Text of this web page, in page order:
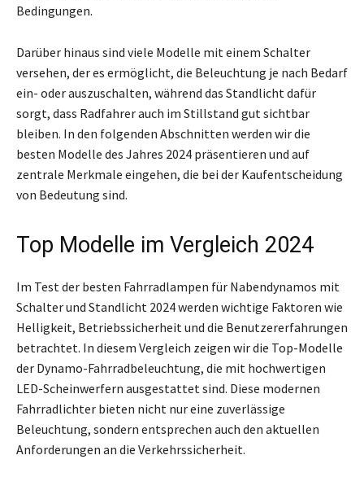
Bedingungen.
Darüber hinaus sind viele Modelle mit einem Schalter
versehen, der es ermöglicht, die Beleuchtung je nach Bedarf
ein- oder auszuschalten, während das Standlicht dafür
sorgt, dass Radfahrer auch im Stillstand gut sichtbar
bleiben. In den folgenden Abschnitten werden wir die
besten Modelle des Jahres 2024 präsentieren und auf
zentrale Merkmale eingehen, die bei der Kaufentscheidung
von Bedeutung sind.
Top Modelle im Vergleich 2024
Im Test der besten Fahrradlampen für Nabendynamos mit
Schalter und Standlicht 2024 werden wichtige Faktoren wie
Helligkeit, Betriebssicherheit und die Benutzererfahrungen
betrachtet. In diesem Vergleich zeigen wir die Top-Modelle
der Dynamo-Fahrradbeleuchtung, die mit hochwertigen
LED-Scheinwerfern ausgestattet sind. Diese modernen
Fahrradlichter bieten nicht nur eine zuverlässige
Beleuchtung, sondern entsprechen auch den aktuellen
Anforderungen an die Verkehrssicherheit.